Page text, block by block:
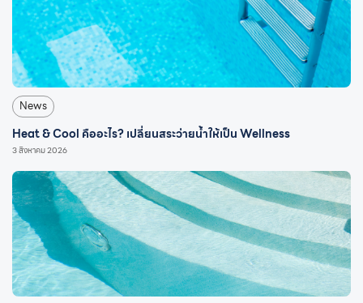
News
Heat & Cool คืออะไร? เปลี่ยนสระว่ายน้ำให้เป็น Wellness
3 สิงหาคม 2026